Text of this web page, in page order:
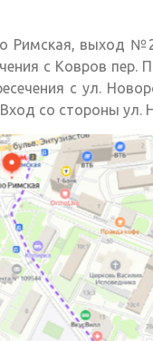
Римская, выход
с Ковров пер.
с ул.
Вход со стороны ул.